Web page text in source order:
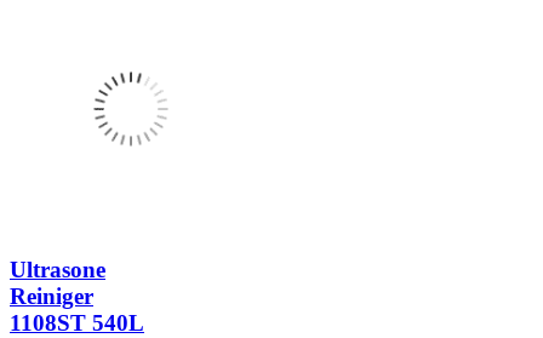
Ultrasone
Reiniger
1108ST 540L